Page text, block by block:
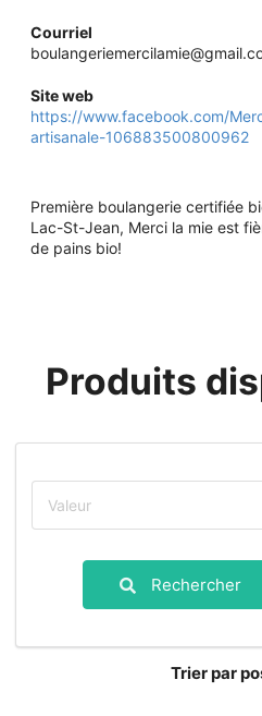
Courriel
Site web
https://www.facebook.com/
artisanale-106883500800962
Première boulangerie certifiée
Lac-St-Jean, Merci la mie est
de pains bio!
Produits
Rechercher
Trierpar